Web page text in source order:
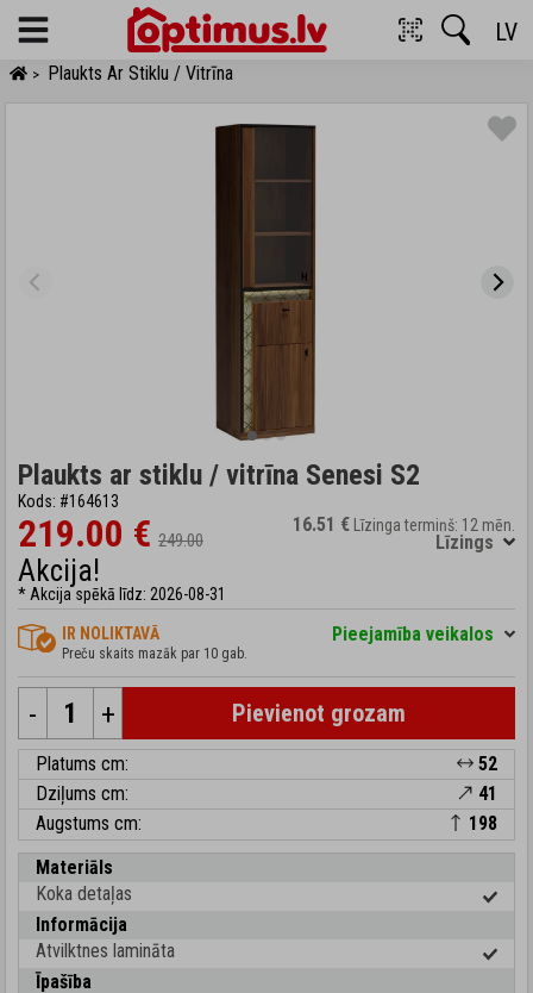
Menu LV
> Plaukts Ar Stiklu / Vitrīna
Plaukts ar stiklu / vitrīna Senesi S2
Kods: #164613
219.00 € 249.00
Akcija!
* Akcija spēkā līdz: 2026-08-31
16.51 € Līzinga termiņš: 12 mēn.
Līzings
IR NOLIKTAVĀ
Preču skaits mazāk par 10 gab.
Pieejamība veikalos
- + Pievienot grozam
Platums cm:
52
Dziļums cm:
41
Augstums cm:
198
Materiāls
Koka detaļas
Informācija
Atvilktnes lamināta
Īpašība